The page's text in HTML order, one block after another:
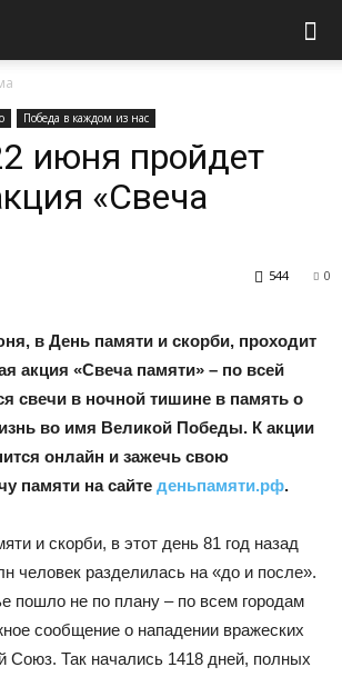
Победа в каждом из нас
июня пройдет
«Свеча
0
544
в День памяти и скорби, проходит
акция «Свеча памяти» – по всей
свечи в ночной тишине в память о
во имя Великой Победы. К акции
онлайн и зажечь свою
памяти на сайте деньпамяти.рф.
и скорби, в этот день 81 год назад
человек разделилась на «до и после».
пошло не по плану – по всем городам
сообщение о нападении вражеских
Союз. Так начались 1418 дней, полных